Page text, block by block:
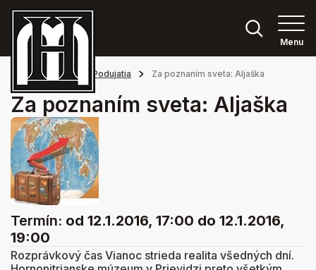
Menu
Hlavná stránka Podujatia Za poznaním sveta: Aljaška
Za poznaním sveta: Aljaška
Termín: od 12.1.2016, 17:00 do 12.1.2016,
19:00
Rozprávkový čas Vianoc strieda realita všedných dní.